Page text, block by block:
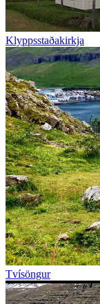
Klyppsstaðakirkja
Tvísöngur